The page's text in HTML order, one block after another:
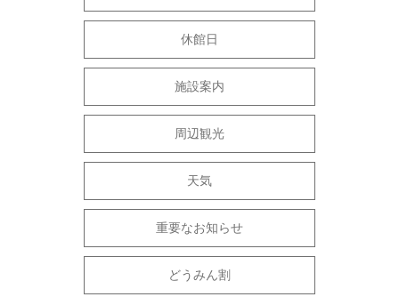
休館日
施設案内
周辺観光
天気
重要なお知らせ
どうみん割